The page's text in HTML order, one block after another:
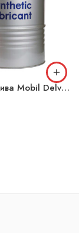
Моторна олива Mobil Delvac XHP ESP 10W-40 208л 126